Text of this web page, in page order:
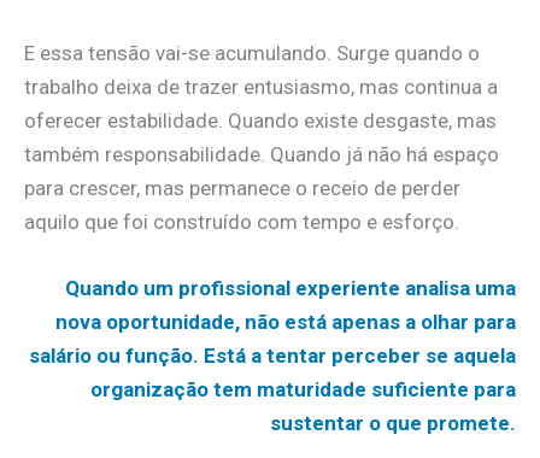
E essa tensão vai-se acumulando. Surge quando o
trabalho deixa de trazer entusiasmo, mas continua a
oferecer estabilidade. Quando existe desgaste, mas
também responsabilidade. Quando já não há espaço
para crescer, mas permanece o receio de perder
aquilo que foi construído com tempo e esforço.
Quando um profissional experiente analisa uma
nova oportunidade, não está apenas a olhar para
salário ou função. Está a tentar perceber se aquela
organização tem maturidade suficiente para
sustentar o que promete.